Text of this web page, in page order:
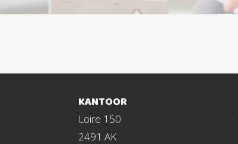
KANTOOR
Loire 150
2491 AK